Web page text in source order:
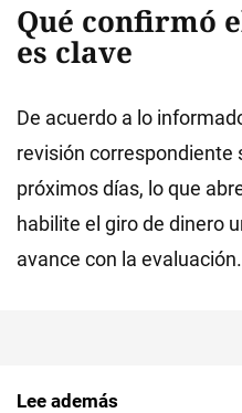
Qué confirmó
es clave
De acuerdo a lo
revisión correspondiente
próximos días, lo que
habilite el giro de dinero
avance con la evaluación.
Lee además